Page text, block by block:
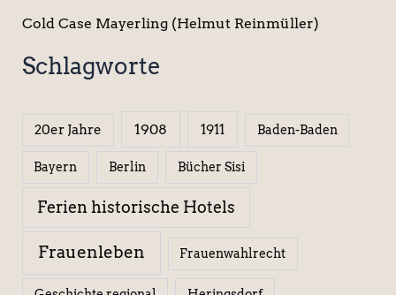
Cold Case Mayerling (Helmut Reinmüller)
Schlagworte
20er Jahre 1908 1911 Baden-Baden
Bayern Berlin Bücher Sisi
Ferien historische Hotels
Frauenleben Frauenwahlrecht